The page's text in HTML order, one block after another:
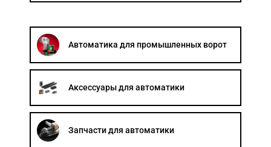
Где купить
Отзывы
Контакты
Автоматика для промышленных ворот
Аксессуары для автоматики
Запчасти для автоматики